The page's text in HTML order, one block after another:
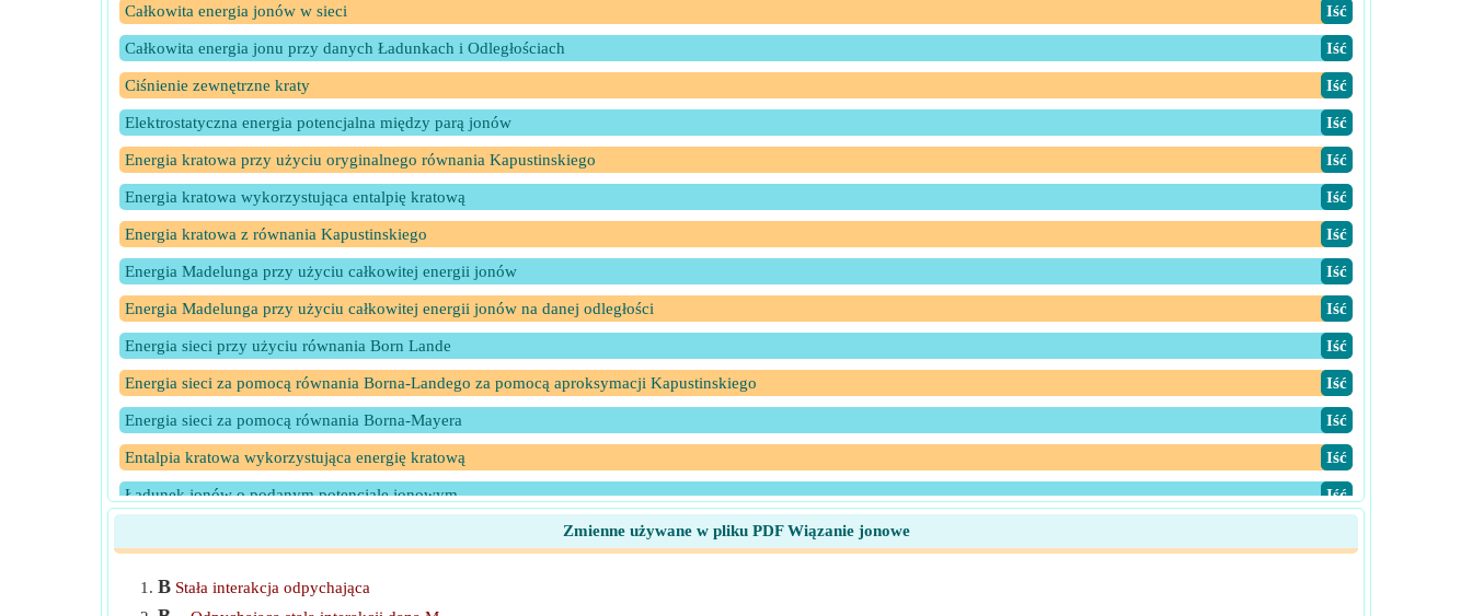
Całkowita energia jonów w sieci ​Iść
Całkowita energia jonu przy danych Ładunkach i Odległościach ​Iść
Ciśnienie zewnętrzne kraty ​Iść
Elektrostatyczna energia potencjalna między parą jonów ​Iść
Energia kratowa przy użyciu oryginalnego równania Kapustinskiego ​Iść
Energia kratowa wykorzystująca entalpię kratową ​Iść
Energia kratowa z równania Kapustinskiego ​Iść
Energia Madelunga przy użyciu całkowitej energii jonów ​Iść
Energia Madelunga przy użyciu całkowitej energii jonów na danej odległości ​Iść
Energia sieci przy użyciu równania Born Lande ​Iść
Energia sieci za pomocą równania Borna-Landego za pomocą aproksymacji Kapustinskiego ​Iść
Energia sieci za pomocą równania Borna-Mayera ​Iść
Entalpia kratowa wykorzystująca energię kratową ​Iść
Ładunek jonów o podanym potencjale jonowym ​Iść
Madelung Constant przy użyciu Madelung Energy
Zmienne używane w pliku PDF Wiązanie jonowe
B Stała interakcja odpychająca